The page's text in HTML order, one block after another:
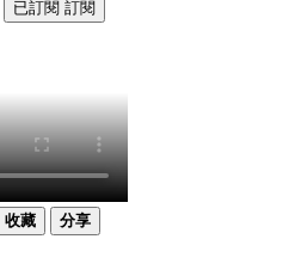
已訂閱 訂閱
收藏 分享